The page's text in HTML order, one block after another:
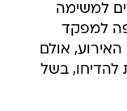
למשימה
למפקד
אולם
להדיחו, בשל